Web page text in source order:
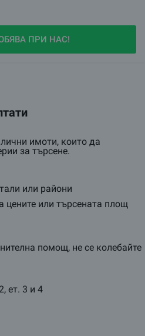
ПРИ НАС!
имоти, които да
за търсене.
или райони
цените или търсената площ
помощ, не се колебайте
ет. 3 и 4